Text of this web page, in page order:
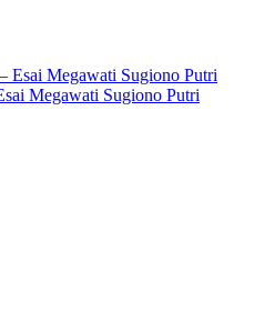
Megawati Sugiono Putri